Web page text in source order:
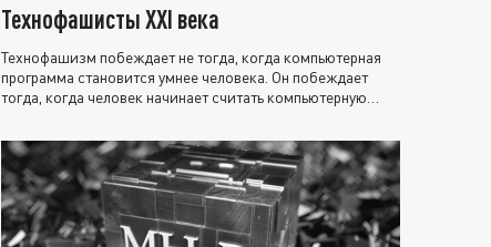
Технофашисты XXI века
Технофашизм побеждает не тогда, когда компьютерная
программа становится умнее человека. Он побеждает
тогда, когда человек начинает считать компьютерную